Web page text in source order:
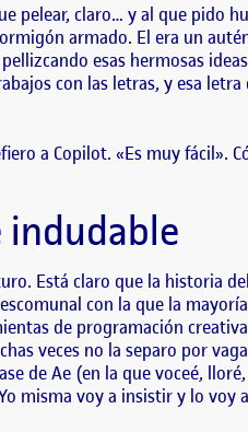
pelear, claro… y al que pido
armado. El era un
esas hermosas
con las letras, y esa
a Copilot. «Es muy fácil».
indudable
Está claro que la historia
con la que la
de programación
veces no la separo por
de Ae (en la que voceé,
misma voy a insistir y lo voy